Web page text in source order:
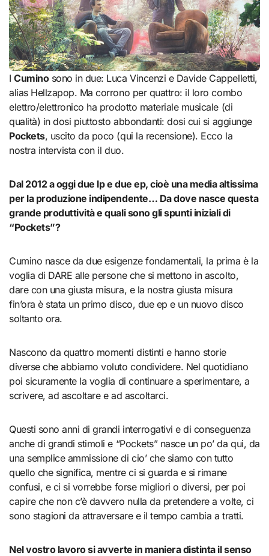
ICuminosono in due: Luca Vincenzi e Davide Cappelletti,
alias Hellzapop. Ma corrono per quattro: il loro combo
elettro/elettronico ha prodotto materiale musicale (di
qualità) in dosi piuttosto abbondanti: dosi cui si aggiunge
Pockets, uscito da poco (qui la recensione). Ecco la
nostra intervista con il duo.
Dal 2012 a oggi due lp e due ep, cioè una media altissima
per la produzione indipendente… Da dove nasce questa
grande produttività e quali sono gli spunti iniziali di
“Pockets”?
Cumino nasce da due esigenze fondamentali, la prima è la
voglia di DARE alle persone che si mettono in ascolto,
dare con una giusta misura, e la nostra giusta misura
fin’ora è stata un primo disco, due ep e un nuovo disco
soltanto ora.
Nascono da quattro momenti distinti e hanno storie
diverse che abbiamo voluto condividere. Nel quotidiano
poi sicuramente la voglia di continuare a sperimentare, a
scrivere, ad ascoltare e ad ascoltarci.
Questi sono anni di grandi interrogativi e di conseguenza
anche di grandi stimoli e “Pockets” nasce un po’ da qui, da
una semplice ammissione di cio’ che siamo con tutto
quello che significa, mentre ci si guarda e si rimane
confusi, e ci si vorrebbe forse migliori o diversi, per poi
capire che non c’è davvero nulla da pretendere a volte, ci
sono stagioni da attraversare e il tempo cambia a tratti.
Nel vostro lavoro si avverte in maniera distinta il senso